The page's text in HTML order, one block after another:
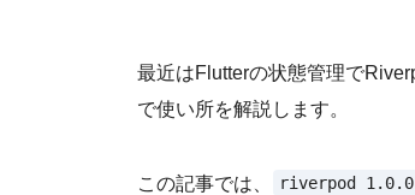
最近はFlutterの状態管理で
で使い所を解説します。
この記事では、 riverpod